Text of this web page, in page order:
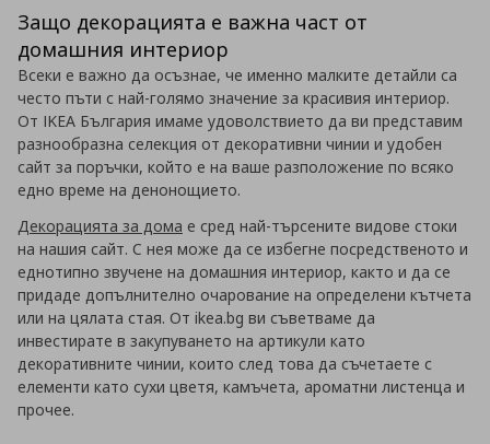
Защо декорацията е важна част от
домашния интериор
Всеки е важно да осъзнае, че именно малките детайли са
често пъти с най-голямо значение за красивия интериор.
От IKEA България имаме удоволствието да ви представим
разнообразна селекция от декоративни чинии и удобен
сайт за поръчки, който е на ваше разположение по всяко
едно време на денонощието.
Декорацията за дома е сред най-търсените видове стоки
на нашия сайт. С нея може да се избегне посредственото и
еднотипно звучене на домашния интериор, както и да се
придаде допълнително очарование на определени кътчета
или на цялата стая. От ikea.bg ви съветваме да
инвестирате в закупуването на артикули като
декоративните чинии, които след това да съчетаете с
елементи като сухи цветя, камъчета, ароматни листенца и
прочее.